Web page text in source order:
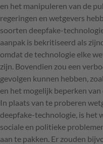
en het manipuleren van de
regeringen en wetgevers
soorten deepfake-
aanpak is bekritiseerd als
omdat de technologie elke
zijn. Bovendien zou een
gevolgen kunnen hebben,
en het mogelijk beperken
In plaats van te proberen
deepfake-technologie, is het
sociale en politieke
aan te pakken. Er zouden